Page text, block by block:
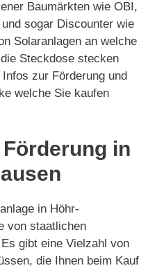
Baumärkten wie OBI,
sogar Discounter wie
Solaranlagen an welche
Steckdose stecken
zur Förderung und
welche Sie kaufen
in
in Höhr-
von staatlichen
gibt eine Vielzahl von
die Ihnen beim Kauf